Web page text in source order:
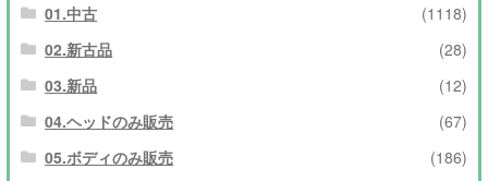
01.中古
(1118)
02.新古品
(28)
03.新品
(12)
04.ヘッドのみ販売
(67)
05.ボディのみ販売
(186)